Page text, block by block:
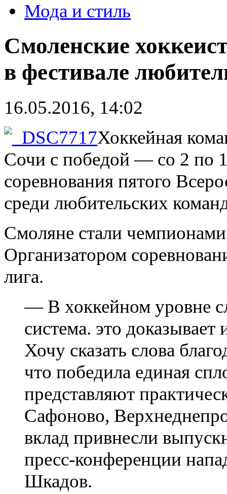
Мода и стиль
Смоленские
в фестивале
16.05.2016, 14:02
Хоккейная
Сочи с победой — со 2 по
соревнования пятого
среди любительских
Смоляне стали
Организатором
лига.
— В хоккейном уровне
система. это доказывает
Хочу сказать слова
что победила единая
представляют
Сафоново,
вклад привнесли
пресс-конференции
Шкадов.